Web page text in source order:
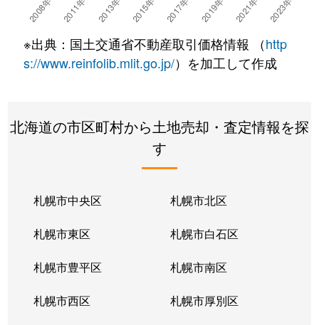
※出典：国土交通省不動産取引価格情報 （http
s://www.reinfolib.mlit.go.jp/）を加工して作成
北海道の市区町村から土地売却・査定情報を探
す
札幌市中央区 札幌市北区
札幌市東区 札幌市白石区
札幌市豊平区 札幌市南区
札幌市西区 札幌市厚別区